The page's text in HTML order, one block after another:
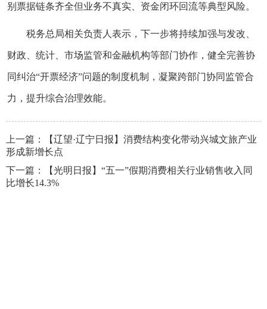
别票据链条齐全但业务不真实、资金闭环回流等典型风险。
税务总局相关负责人表示，下一步将持续加强与发改、
财政、统计、市场监管和金融机构等部门协作，健全完善协
同纠治“开票经济”问题的制度机制，凝聚跨部门协同监管合
力，提升综合治理效能。
上一篇：
【辽望·辽宁日报】消费结构变化带动兴城文旅产业
形成新增长点
下一篇：
【光明日报】“五一”假期消费相关行业销售收入同
比增长14.3%